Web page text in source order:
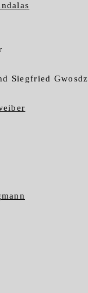
Siegfried Gwosdz